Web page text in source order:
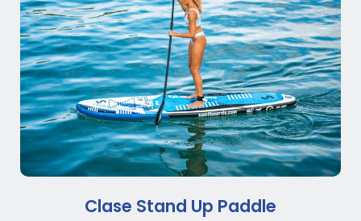
Clase Stand Up Paddle